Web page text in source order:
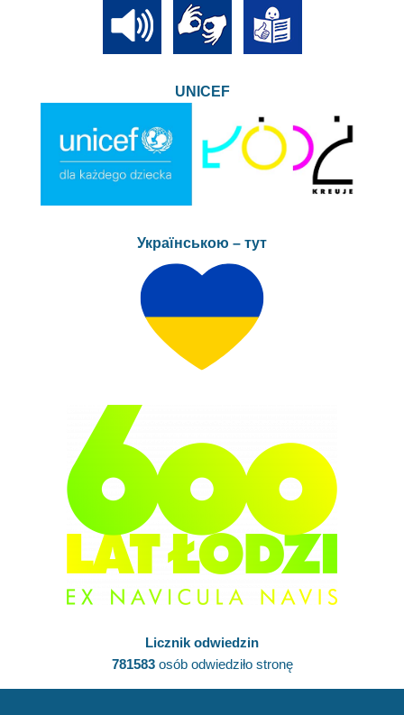
UNICEF
Українською – тут
Licznik odwiedzin
781583osób odwiedziło stronę